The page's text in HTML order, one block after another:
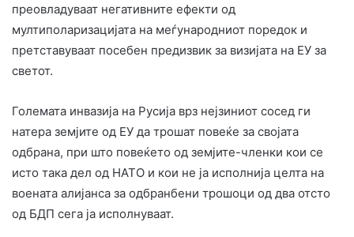
преовладуваат негативните ефекти од
мултиполаризацијата на меѓународниот поредок и
претставуваат посебен предизвик за визијата на ЕУ за
светот.
Големата инвазија на Русија врз нејзиниот сосед ги
натера земјите од ЕУ да трошат повеќе за својата
одбрана, при што повеќето од земјите-членки кои се
исто така дел од НАТО и кои не ја исполнија целта на
воената алијанса за одбранбени трошоци од два отсто
од БДП сега ја исполнуваат.